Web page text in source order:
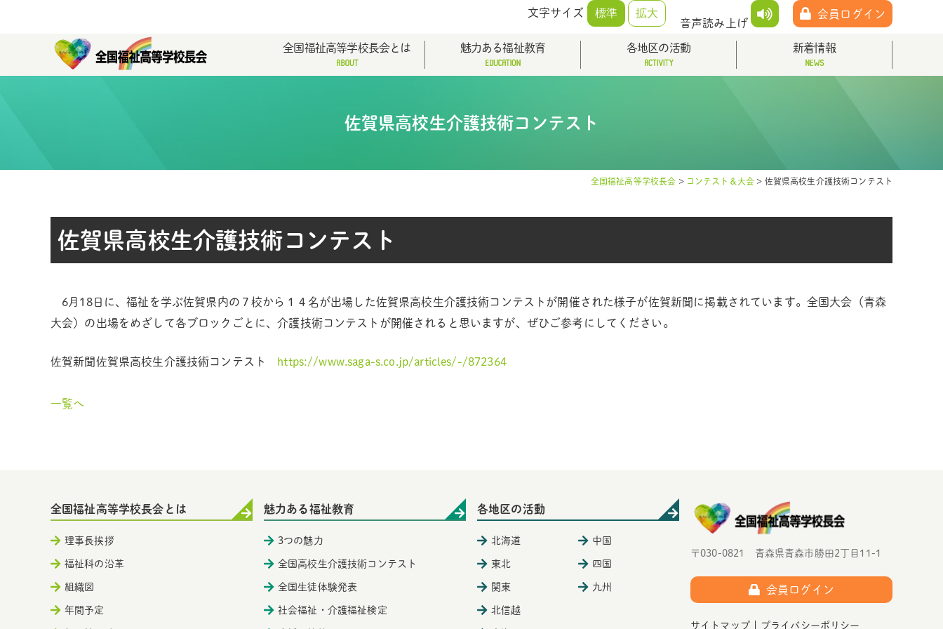
文字サイズ 標準 拡大
音声読み上げ
会員ログイン
全国福祉高等学校長会とは 魅力ある福祉教育 各地区の活動 新着情報
佐賀県高校生介護技術コンテスト
全国福祉高等学校長会 > コンテスト＆大会 > 佐賀県高校生介護技術コンテスト
佐賀県高校生介護技術コンテスト
6月18日に、福祉を学ぶ佐賀県内の７校から１４名が出場した佐賀県高校生介護技術コンテストが開催された様子が佐賀新聞に掲載されています。全国大会（青森
大会）の出場をめざして各ブロックごとに、介護技術コンテストが開催されると思いますが、ぜひご参考にしてください。
佐賀新聞佐賀県高校生介護技術コンテスト https://www.saga-s.co.jp/articles/-/872364
一覧へ
全国福祉高等学校長会とは
理事長挨拶
福祉科の沿革
組織図
年間予定
魅力ある福祉教育
3つの魅力
全国高校生介護技術コンテスト
全国生徒体験発表
社会福祉・介護福祉検定
各地区の活動
北海道
東北
関東
北信越
中国
四国
九州
〒030-0821 青森県青森市勝田2丁目11-1
会員ログイン
サイトマップ プライバシーポリシー